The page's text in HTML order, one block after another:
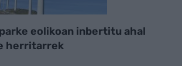
eolikoan inbertitu ahal
herritarrek